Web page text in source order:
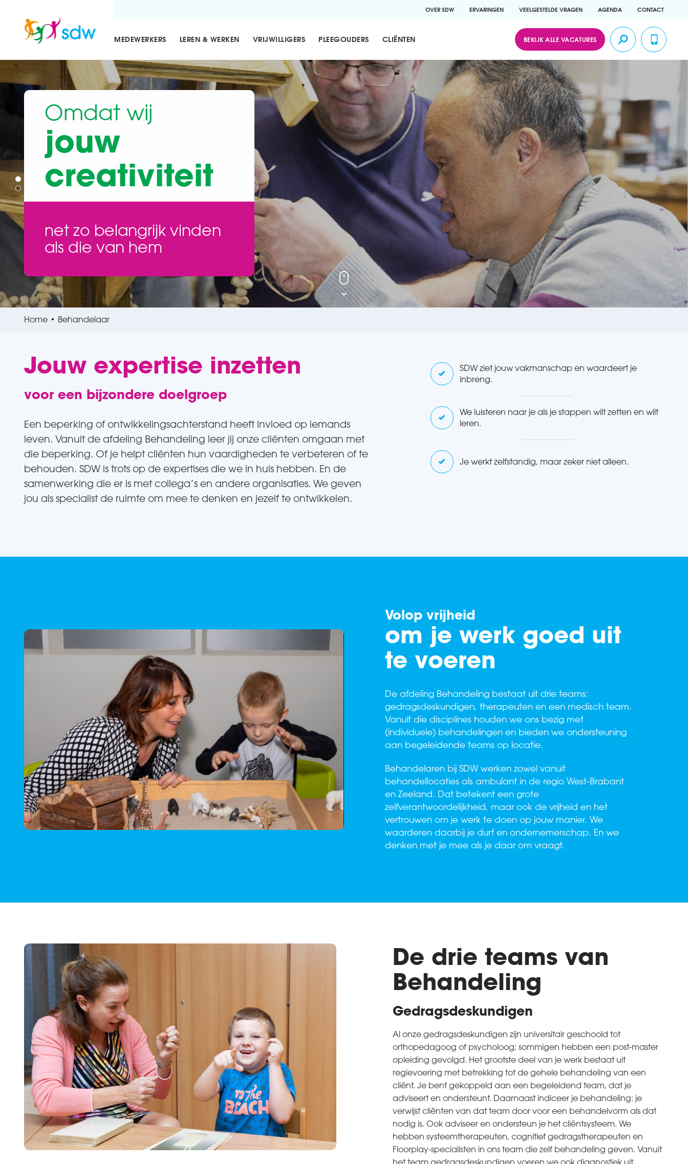
OVER SDW ERVARINGEN VEELGESTELDE VRAGEN AGENDA CONTACT
MEDEWERKERS LEREN & WERKEN VRIJWILLIGERS PLEEGOUDERS CLIËNTEN BEKIJK ALLE VACATURES
Omdat wij
jouw
creativiteit
net zo belangrijk vinden
als die van hem
Omdat wij
jouw
balans
net zo belangrijk vinden
als die van hem
Home Behandelaar
Jouw expertise inzetten
voor een bijzondere doelgroep
Een beperking of ontwikkelingsachterstand heeft invloed op iemands
leven. Vanuit de afdeling Behandeling leer jij onze cliënten omgaan met
die beperking. Of je helpt cliënten hun vaardigheden te verbeteren of te
behouden. SDW is trots op de expertises die we in huis hebben. En de
samenwerking die er is met collega’s en andere organisaties. We geven
jou als specialist de ruimte om mee te denken en jezelf te ontwikkelen.
SDW ziet jouw vakmanschap en waardeert je
inbreng.
We luisteren naar je als je stappen wilt zetten en wilt
leren.
Je werkt zelfstandig, maar zeker niet alleen.
Volop vrijheid
om je werk goed uit
te voeren
De afdeling Behandeling bestaat uit drie teams:
gedragsdeskundigen, therapeuten en een medisch team.
Vanuit die disciplines houden we ons bezig met
(individuele) behandelingen en bieden we ondersteuning
aan begeleidende teams op locatie.
Behandelaren bij SDW werken zowel vanuit
behandellocaties als ambulant in de regio West-Brabant
en Zeeland. Dat betekent een grote
zelfverantwoordelijkheid, maar ook de vrijheid en het
vertrouwen om je werk te doen op jouw manier. We
waarderen daarbij je durf en ondernemerschap. En we
denken met je mee als je daar om vraagt.
De drie teams van
Behandeling
Gedragsdeskundigen
Al onze gedragsdeskundigen zijn universitair geschoold tot
orthopedagoog of psycholoog; sommigen hebben een post-master
opleiding gevolgd. Het grootste deel van je werk bestaat uit
regievoering met betrekking tot de gehele behandeling van een
cliënt. Je bent gekoppeld aan een begeleidend team, dat je
adviseert en ondersteunt. Daarnaast indiceer je behandeling: je
verwijst cliënten van dat team door voor een behandelvorm als dat
nodig is. Ook adviseer en ondersteun je het cliëntsysteem. We
hebben systeemtherapeuten, cognitief gedragstherapeuten en
Floorplay-specialisten in ons team die zelf behandeling geven. Vanuit
het team gedragsdeskundigen voeren we ook diagnostiek uit.